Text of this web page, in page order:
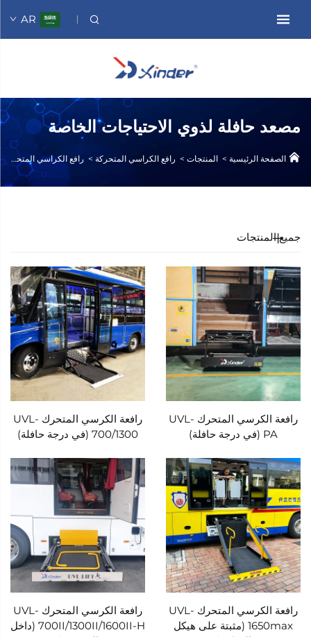
AR
مصعد حافلة لذوي الاحتياجات الخاصة
الصفحة الرئيسية > المنتجات > رافع الكراسي المتحركة > رافع الكراسي المتحركة للحافلات
جميع المنتجات
رافعة الكرسي المتحرك UVL-
PA (في درجة حافلة)
رافعة الكرسي المتحرك UVL-
700/1300 (في درجة حافلة)
رافعة الكرسي المتحرك UVL-
1650max (مثبتة على هيكل
رافعة الكرسي المتحرك UVL-
700II/1300II/1600II-H (داخل